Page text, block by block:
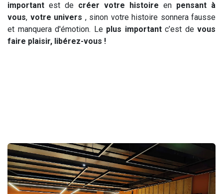
important est de créer votre histoire en pensant à
vous, votre univers , sinon votre histoire sonnera fausse
et manquera d'émotion. Le plus importantc’est de vous
faire plaisir, libérez-vous !